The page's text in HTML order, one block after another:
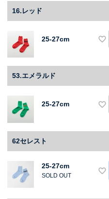
16.レッド
25-27cm
53.エメラルド
25-27cm
62セレスト
25-27cm
SOLD OUT